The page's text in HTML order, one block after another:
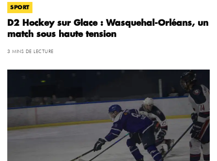
SPORT
D2 Hockey sur Glace : Wasquehal-Orléans, un
match sous haute tension
3 MINS DE LECTURE